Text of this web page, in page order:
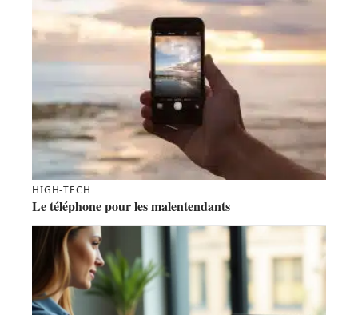
HIGH-TECH
Le téléphone pour les malentendants